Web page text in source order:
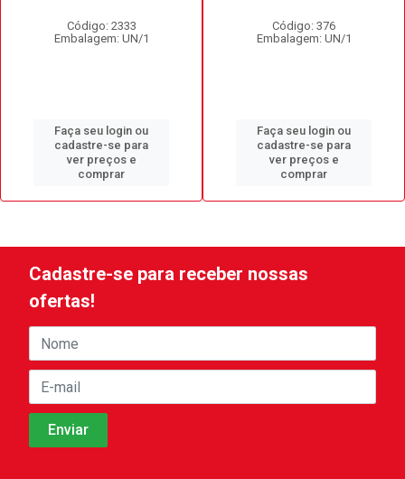
Código: 2333
Embalagem: UN/1
Faça seu login ou
cadastre-se para
ver preços e
comprar
Código: 376
Embalagem: UN/1
Faça seu login ou
cadastre-se para
ver preços e
comprar
Cadastre-se para receber nossas
ofertas!